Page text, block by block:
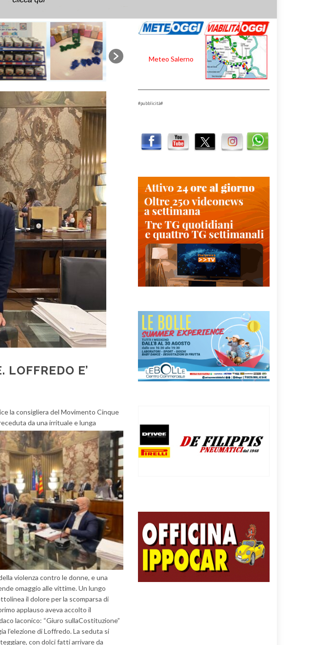
E’
la consigliera del Movimento Cinque
da una irrituale e lunga
violenza contro le donne, e una
omaggio alle vittime. Un lungo
il dolore per la scomparsa di
applauso aveva accolto il
laconico: “Giuro sullaCostituzione”
l’elezione di Loffredo. La seduta si
con dolci fatti arrivare da
Meteo Salerno
#pubblicità#